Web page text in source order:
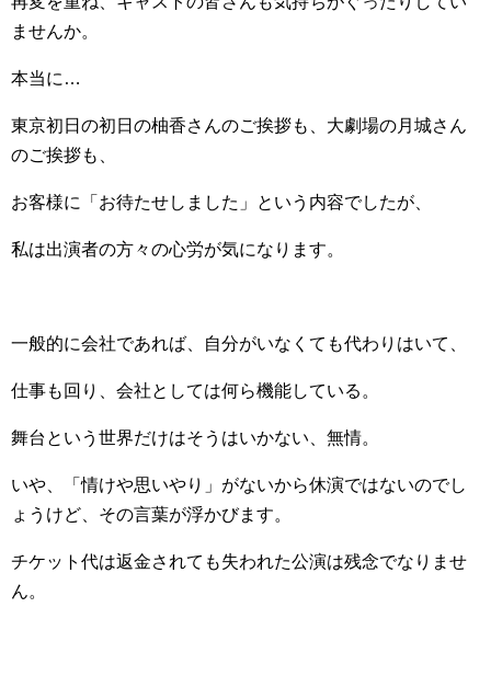
ませんか。
本当に…
東京初日の初日の柚香さんのご挨拶も、大劇場の月城さん
のご挨拶も、
お客様に「お待たせしました」という内容でしたが、
私は出演者の方々の心労が気になります。
一般的に会社であれば、自分がいなくても代わりはいて、
仕事も回り、会社としては何ら機能している。
舞台という世界だけはそうはいかない、無情。
いや、「情けや思いやり」がないから休演ではないのでし
ょうけど、その言葉が浮かびます。
チケット代は返金されても失われた公演は残念でなりませ
ん。